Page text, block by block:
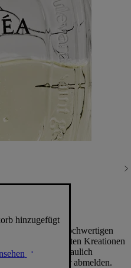
hinzugefügt
Sie Zugang zu hochwertigen
über die neuesten Kreationen
vertraulich
wieder abmelden.